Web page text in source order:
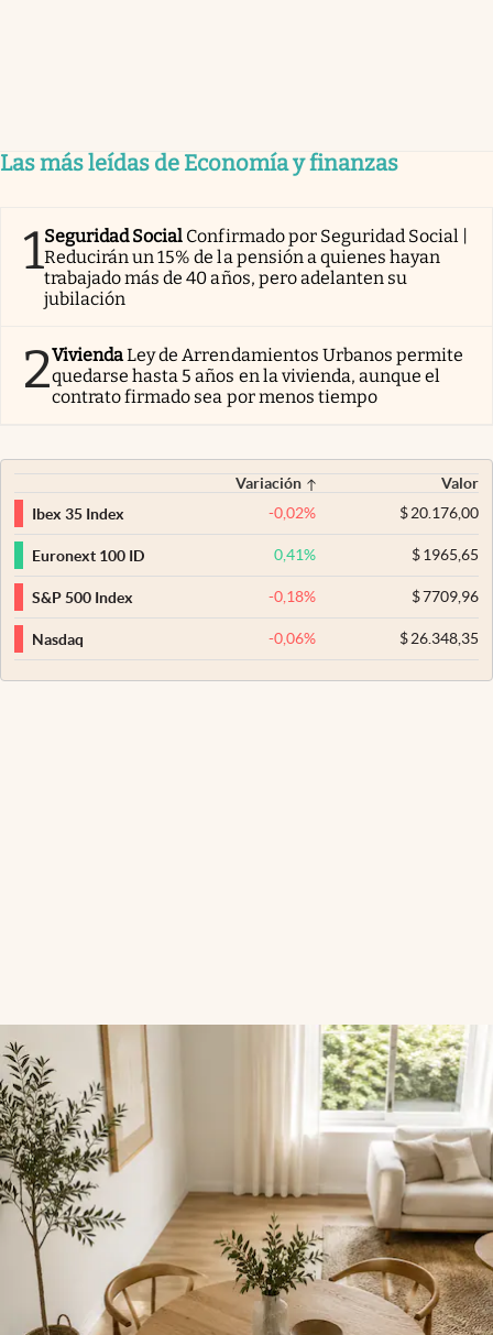
Las más leídas de Economía y finanzas
1Seguridad Social Confirmado por Seguridad Social |
Reducirán un 15% de la pensión a quienes hayan
trabajado más de 40 años, pero adelanten su
jubilación
2ViviendaLey de Arrendamientos Urbanos permite
quedarse hasta 5 años en la vivienda, aunque el
contrato firmado sea por menos tiempo
Variación
Valor
Ibex 35 Index
-0,02% $20.176,00
Euronext 100 ID 0,41% $1965,65
S&P 500 Index -0,18% $7709,96
Nasdaq -0,06% $26.348,35